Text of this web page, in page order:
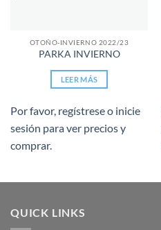
OTOÑO-INVIERNO 2022/23
PARKA INVIERNO
LEER MÁS
Por favor, regístrese o inicie
sesión para ver precios y
comprar.
QUICK LINKS